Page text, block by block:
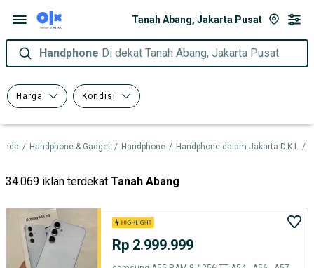
Tanah Abang, Jakarta Pusat
Handphone Di dekat Tanah Abang, Jakarta Pusat
Harga Kondisi
/ Handphone & Gadget / Handphone / Handphone dalam Jakarta D.K.I. /
34.069 iklan terdekat Tanah Abang
Rp 2.999.999